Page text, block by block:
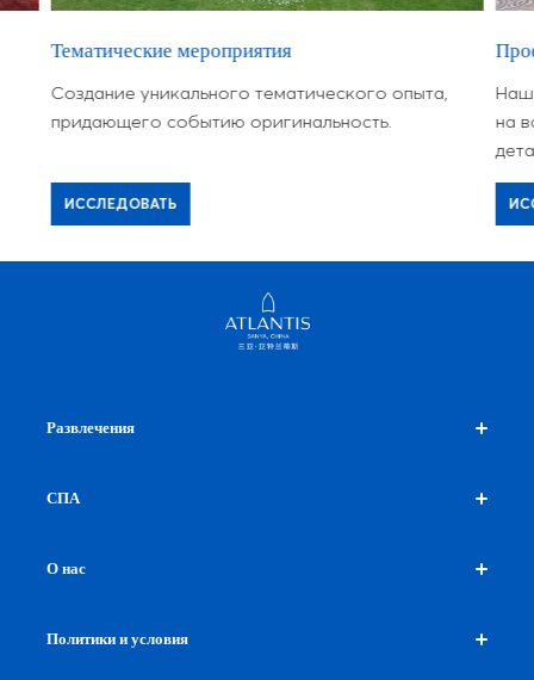
Тематические мероприятия
Создание уникального тематического опыта,
придающего событию оригинальность.
ИССЛЕДОВАТЬ
на
Развлечения
Шопинг
Достопримечательности рядом
СПА
AHAVA SPA
О нас
Контакты
Политики и условия